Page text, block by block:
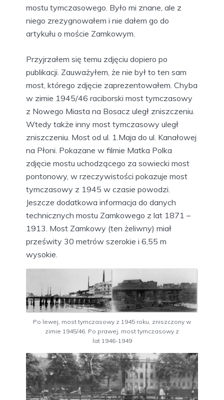
mostu tymczasowego. Było mi znane, ale z
niego zrezygnowałem i nie dałem go do
artykułu o moście Zamkowym.
Przyjrzałem się temu zdjęciu dopiero po
publikacji. Zauważyłem, że nie był to ten sam
most, którego zdjęcie zaprezentowałem. Chyba
w zimie 1945/46 raciborski most tymczasowy
z Nowego Miasta na Bosacz uległ zniszczeniu.
Wtedy także inny most tymczasowy uległ
zniszczeniu. Most od ul. 1.Maja do ul. Kanałowej
na Płoni. Pokazane w filmie Matka Polka
zdjęcie mostu uchodzącego za sowiecki most
pontonowy, w rzeczywistości pokazuje most
tymczasowy z 1945 w czasie powodzi.
Jeszcze dodatkowa informacja do danych
technicznych mostu Zamkowego z lat 1871 –
1913. Most Zamkowy (ten żeliwny) miał
prześwity 30 metrów szerokie i 6,55 m
wysokie.
Po lewej, most tymczasowy z 1945 roku, zniszczony w
zimie 1945/46. Po prawej, most tymczasowy z
lat 1946-1949